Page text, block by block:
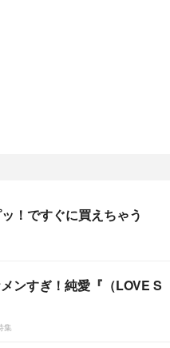
！ですぐに買えちゃう
ンすぎ！純愛『（LOVE S
集